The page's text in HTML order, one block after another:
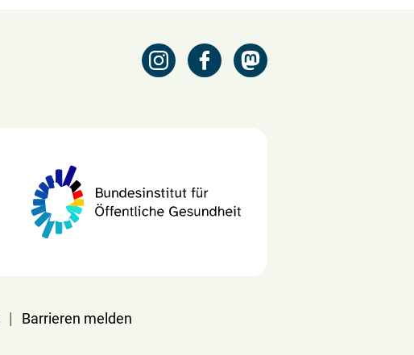
| Barrieren melden